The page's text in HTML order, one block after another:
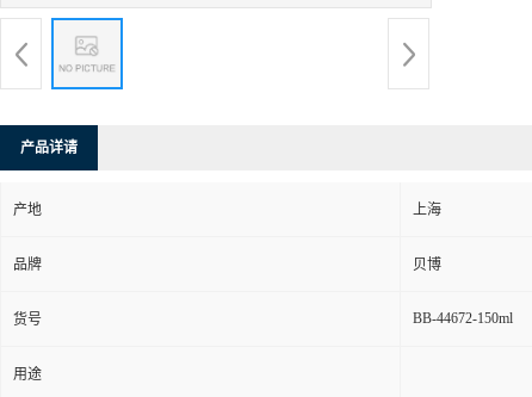
产品详请
产地 上海
品牌 贝博
货号 BB-44672-150ml
用途